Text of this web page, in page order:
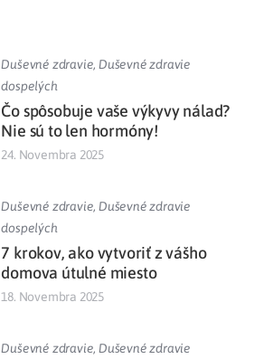
Duševné zdravie,Duševné zdravie
dospelých
Čo spôsobuje vaše výkyvy nálad?
Nie sú to len hormóny!
24. Novembra 2025
Duševné zdravie,Duševné zdravie
dospelých
7 krokov, ako vytvoriť z vášho
domova útulné miesto
18. Novembra 2025
Duševné zdravie,Duševné zdravie